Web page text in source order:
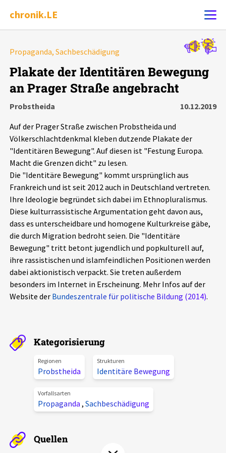
chronik.LE
Ereignis melden
Chronik
Leipziger Zustände
Schlaglichter
Phänomene
Aktuelles
Alle Beiträge
Veranstaltungen
Über uns
Projektbeschreibung
Unterstützer_innen
Spenden
chronik.LE in der Presse
Propaganda, Sachbeschädigung
Plakate der Identitären Bewegung
an Prager Straße angebracht
Probstheida
10.12.2019
Auf der Prager Straße zwischen Probstheida und
Völkerschlachtdenkmal kleben dutzende Plakate der
"Identitären Bewegung". Auf diesen ist "Festung Europa.
Macht die Grenzen dicht" zu lesen.
Die "Identitäre Bewegung" kommt ursprünglich aus
Frankreich und ist seit 2012 auch in Deutschland vertreten.
Ihre Ideologie begründet sich dabei im Ethnopluralismus.
Diese kulturrassistische Argumentation geht davon aus,
dass es unterscheidbare und homogene Kulturkreise gäbe,
die durch Migration bedroht seien. Die "Identitäre
Bewegung" tritt betont jugendlich und popkulturell auf,
ihre rassistischen und islamfeindlichen Positionen werden
dabei aktionistisch verpackt. Sie treten außerdem
besonders im Internet in Erscheinung. Mehr Infos auf der
Website der Bundeszentrale für politische Bildung (2014).
Kategorisierung
Regionen
Probstheida
Strukturen
Identitäre Bewegung
Vorfallsarten
Propaganda , Sachbeschädigung
Quellen
Alle Ereignisse
7502 Ereignisse
Ereignisse Statistik